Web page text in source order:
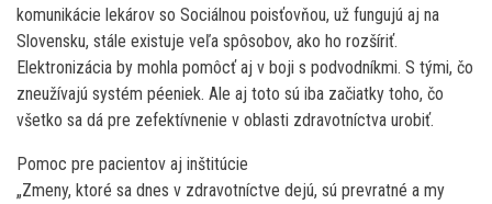
komunikácie lekárov so Sociálnou poisťovňou, už fungujú aj na
Slovensku, stále existuje veľa spôsobov, ako ho rozšíriť.
Elektronizácia by mohla pomôcť aj v boji s podvodníkmi. S tými, čo
zneužívajú systém péeniek. Ale aj toto sú iba začiatky toho, čo
všetko sa dá pre zefektívnenie v oblasti zdravotníctva urobiť.
Pomoc pre pacientov aj inštitúcie
„Zmeny, ktoré sa dnes v zdravotníctve dejú, sú prevratné a my